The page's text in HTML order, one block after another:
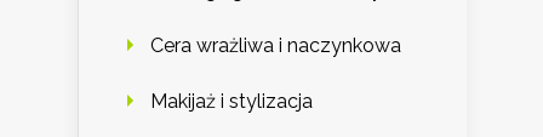
Cera wrażliwa i naczynkowa
Makijaż i stylizacja